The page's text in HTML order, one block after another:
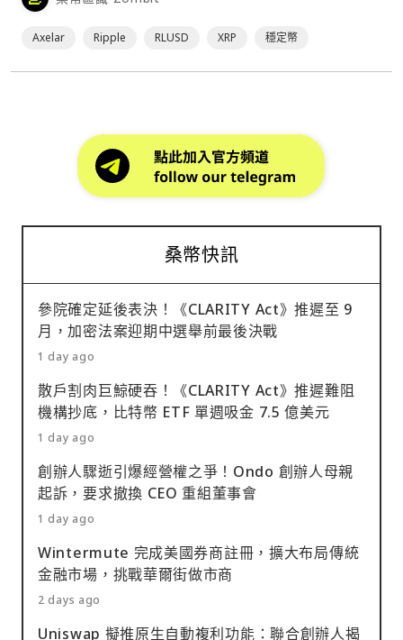
能會出現「供應短缺」的情況，他提醒投資者不要
Axelar Ripple RLUSD XRP 穩定幣
桑幣快訊
參院確定延後表決！《CLARITY Act》推遲至 9
月，加密法案迎期中選舉前最後決戰
1 day ago
散戶割肉巨鯨硬吞！《CLARITY Act》推遲難阻
機構抄底，比特幣 ETF 單週吸金 7.5 億美元
1 day ago
創辦人驟逝引爆經營權之爭！Ondo 創辦人母親
起訴，要求撤換 CEO 重組董事會
1 day ago
Wintermute 完成美國券商註冊，擴大布局傳統
金融市場，挑戰華爾街做市商
2 days ago
Uniswap 擬推原生自動複利功能：聯合創辦人揭